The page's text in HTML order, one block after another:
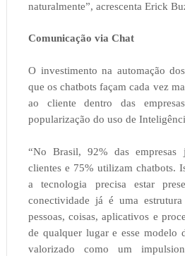
naturalmente”, acrescenta Erick
Comunicação via Chat
O investimento na automação
que os chatbots façam cada vez
ao cliente dentro das
popularização do uso de
“No Brasil, 92% das empresas
clientes e 75% utilizam chatbots.
a tecnologia precisa estar
conectividade já é uma
pessoas, coisas, aplicativos e
de qualquer lugar e esse modelo
valorizado como um